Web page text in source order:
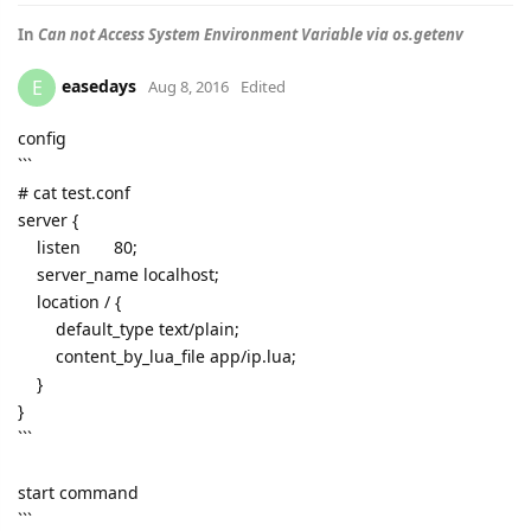
In Can not Access System Environment Variable via os.getenv
E easedays Aug 8, 2016 Edited
config
```
# cat test.conf
server {
listen 80;
server_name localhost;
location / {
default_type text/plain;
content_by_lua_file app/ip.lua;
}
}
```
start command
```